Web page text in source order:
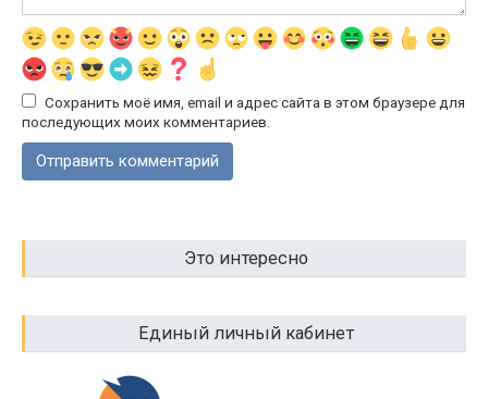
Сохранить моё имя, email и адрес сайта в этом браузере для
последующих моих комментариев.
Это интересно
Единый личный кабинет